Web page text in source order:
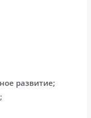
развитие;